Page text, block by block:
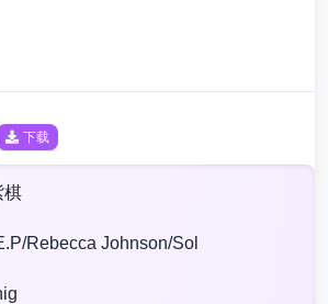
下载
棋
Rebecca Johnson/Sol